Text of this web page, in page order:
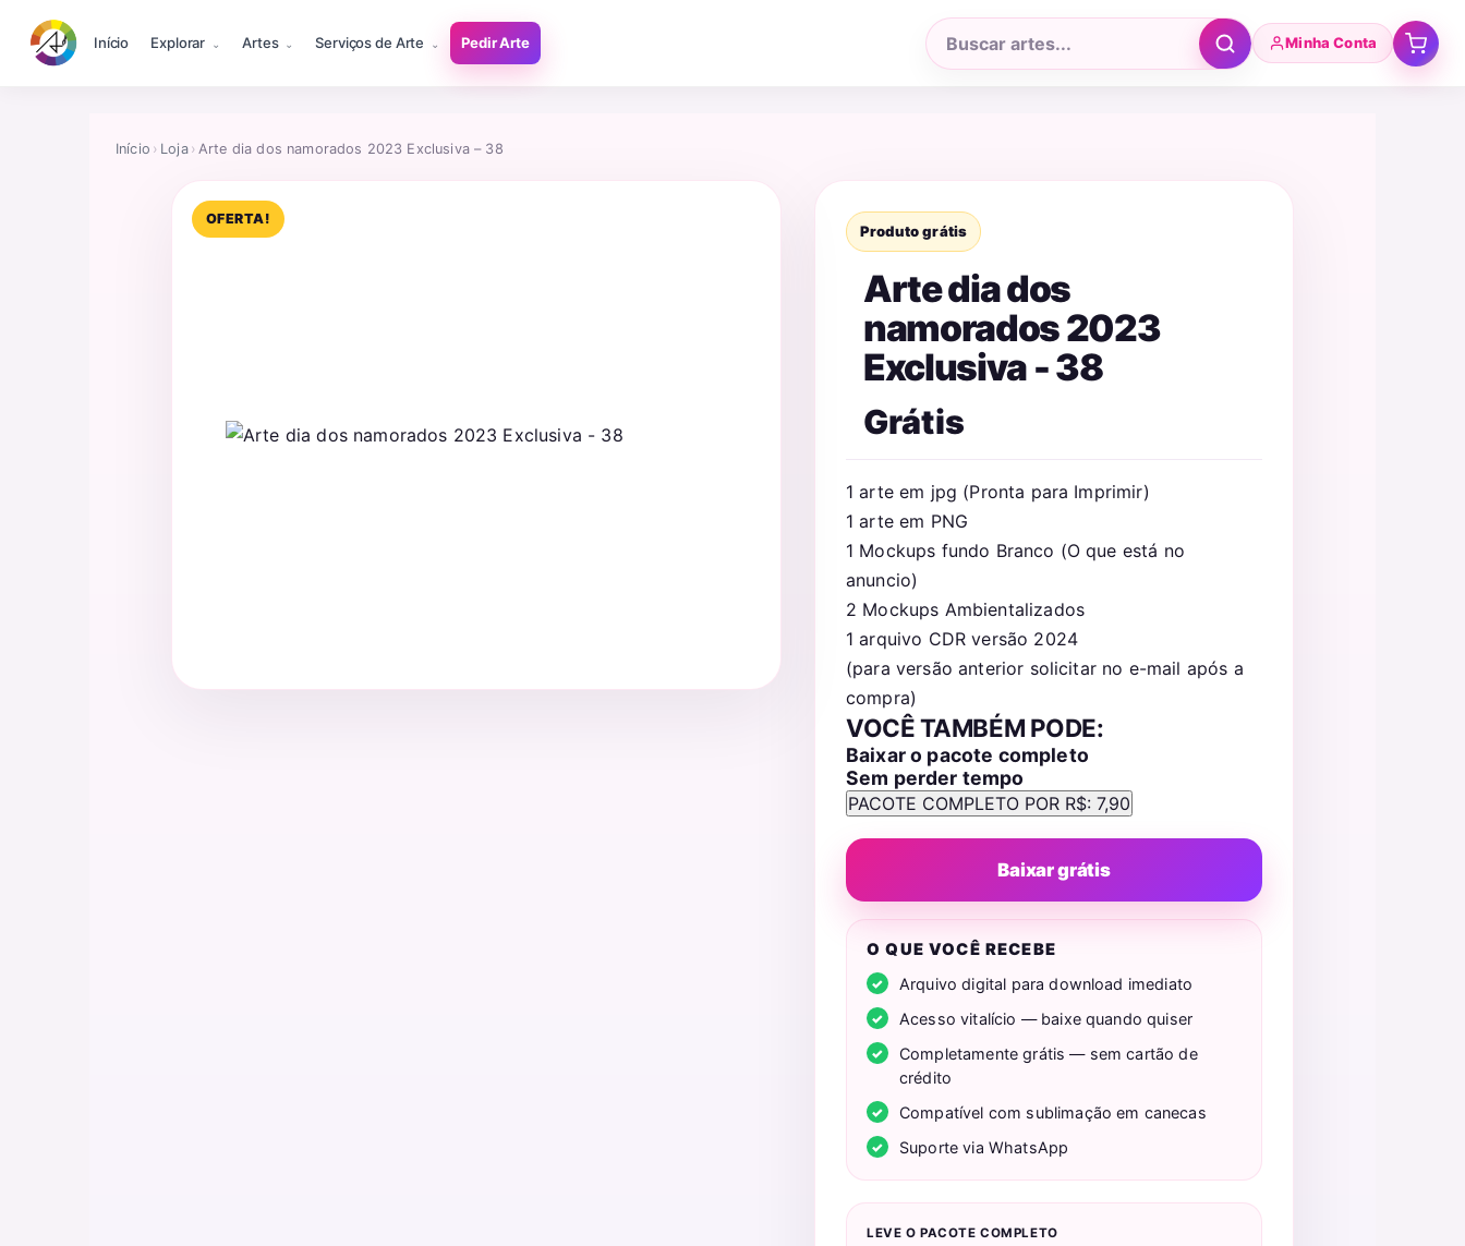
Início Explorar Artes Serviços de Arte Pedir Arte
Buscar
Minha Conta
Início › Loja › Arte dia dos namorados 2023 Exclusiva – 38
OFERTA!
Produto grátis
Arte dia dos
namorados 2023
Exclusiva - 38
Grátis
1 arte em jpg (Pronta para Imprimir)
1 arte em PNG
1 Mockups fundo Branco (O que está no
anuncio)
2 Mockups Ambientalizados
1 arquivo CDR versão 2024
(para versão anterior solicitar no e-mail após a
compra)
VOCÊ TAMBÉM PODE:
Baixar o pacote completo
Sem perder tempo
Baixar grátis
O QUE VOCÊ RECEBE
Arquivo digital para download imediato
Acesso vitalício — baixe quando quiser
Completamente grátis — sem cartão de
crédito
Compatível com sublimação em canecas
Suporte via WhatsApp
LEVE O PACOTE COMPLETO